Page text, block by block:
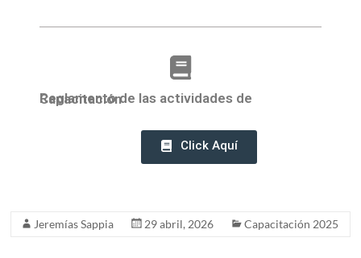
Reglamento de las actividades de Capacitación
Click Aquí
Jeremías Sappia 29 abril, 2026 Capacitación 2025